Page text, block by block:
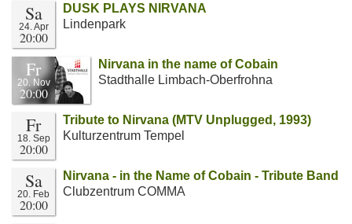
Sa
24. Apr
20:00
DUSK PLAYS NIRVANA
Lindenpark
Fr
20. Nov
20:00
Nirvana in the name of Cobain
Stadthalle Limbach-Oberfrohna
Fr
18. Sep
20:00
Tribute to Nirvana (MTV Unplugged, 1993)
Kulturzentrum Tempel
Sa
20. Feb
20:00
Nirvana - in the Name of Cobain - Tribute Band
Clubzentrum COMMA